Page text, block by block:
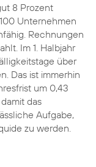
8 Prozent
Unternehmen
Rechnungen
Im 1. Halbjahr
über
Das ist immerhin
um 0,43
das
Aufgabe,
zu werden.